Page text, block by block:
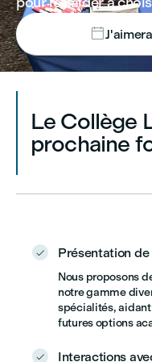

Le Collège
prochaine
 Présentation
Nous proposons
notre gamme
spécialités,
futures options
 Interactions